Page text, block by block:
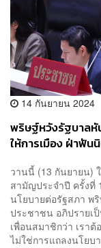
14 กันยายน 2024
พริษฐ์หวังรัฐบาลหั
ให้การเมือง ฝ่าฟัน
วานนี้ (13 กันยายน)
สามัญประจำปี ครั้งที่
นโยบายต่อรัฐสภา พ
ประชาชน อภิปรายเ
เพื่อนสมาชิกว่า เรา
ไม่ใช่การแถลงนโยบ